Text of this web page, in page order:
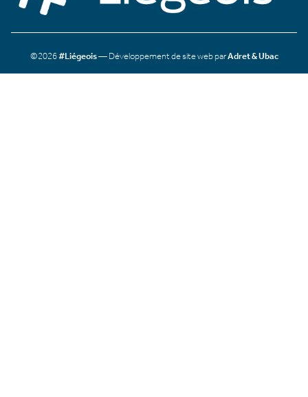
©2026#Liégeois— Développement de site web parAdret & Ubac